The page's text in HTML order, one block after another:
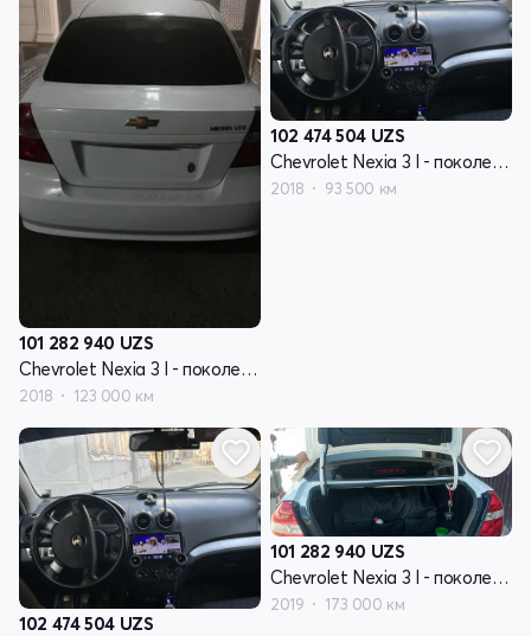
101 282 940 UZS
Chevrolet Nexia 3 I - поколение
2018 123 000 км
102 474 504 UZS
Chevrolet Nexia 3 I - поколение
2018 93 500 км
102 474 504 UZS
101 282 940 UZS
Chevrolet Nexia 3 I - поколение
2019 173 000 км